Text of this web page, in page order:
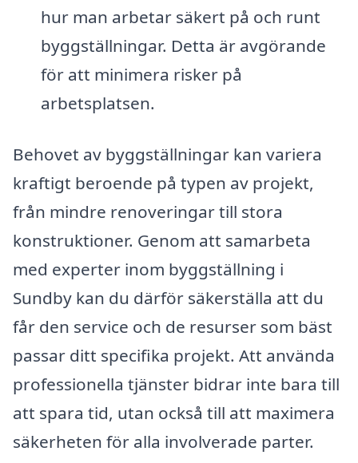
hur man arbetar säkert på och runt
byggställningar. Detta är avgörande
för att minimera risker på
arbetsplatsen.
Behovet av byggställningar kan variera
kraftigt beroende på typen av projekt,
från mindre renoveringar till stora
konstruktioner. Genom att samarbeta
med experter inom byggställning i
Sundby kan du därför säkerställa att du
får den service och de resurser som bäst
passar ditt specifika projekt. Att använda
professionella tjänster bidrar inte bara till
att spara tid, utan också till att maximera
säkerheten för alla involverade parter.